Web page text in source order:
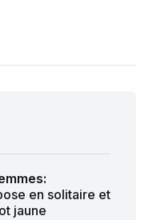
:
en solitaire et
jaune